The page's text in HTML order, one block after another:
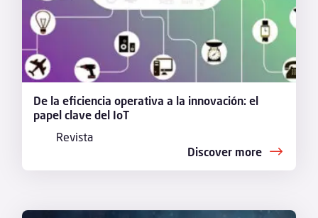
De la eficiencia operativa a la innovación: el
papel clave del IoT
Revista
Discover more